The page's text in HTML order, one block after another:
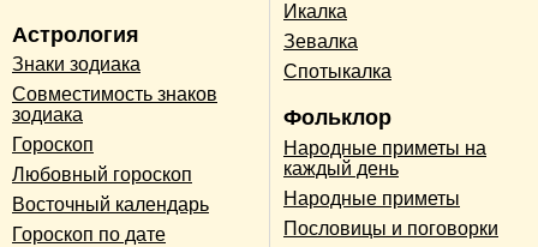
Астрология
Знаки зодиака
Совместимость знаков
зодиака
Гороскоп
Любовный гороскоп
Восточный календарь
Гороскоп по дате
Икалка
Зевалка
Спотыкалка
Фольклор
Народные приметы на
каждый день
Народные приметы
Пословицы и поговорки